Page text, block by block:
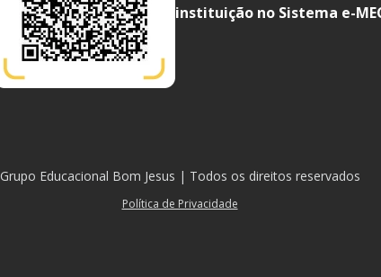
instituição no Sistema e-
Grupo Educacional Bom Jesus | Todos os direitos reservados
Política de Privacidade